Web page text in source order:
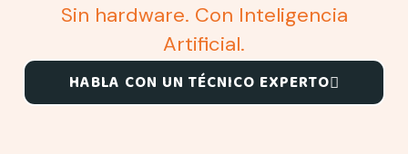
Sin hardware. Con Inteligencia
Artificial.
HABLA CON UN TÉCNICO EXPERTO